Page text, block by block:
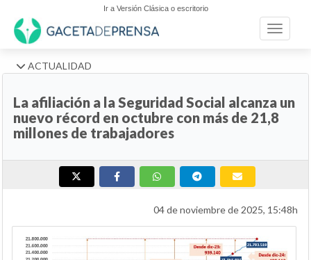
Ir a Versión Clásica o escritorio
Toggle
ACTUALIDAD
La afiliación a la Seguridad Social alcanza un
nuevo récord en octubre con más de 21,8
millones de trabajadores
04 de noviembre de 2025, 15:48h